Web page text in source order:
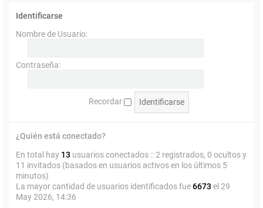
Identificarse
Nombre de Usuario:
Contraseña:
Recordar
¿Quién está conectado?
En total hay 13 usuarios conectados :: 2 registrados, 0 ocultos y
11 invitados (basados en usuarios activos en los últimos 5
minutos)
La mayor cantidad de usuarios identificados fue6673 el 29
May 2026, 14:36